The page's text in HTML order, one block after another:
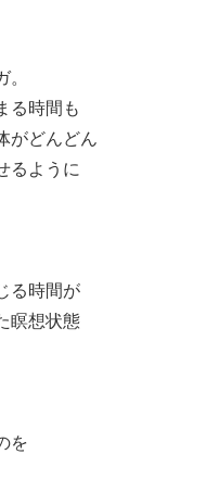
る時間も
がどんどん
るように
る時間が
瞑想状態
を